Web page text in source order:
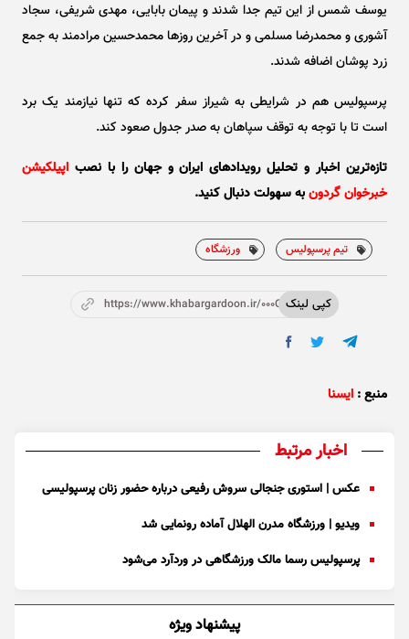
یوسف شمس از این تیم جدا شدند و پیمان بابایی، مهدی شریفی، سجاد
آشوری و محمدرضا مسلمی و در آخرین روز‌ها محمدحسین مرادمند به جمع
زرد پوشان اضافه شدند.
پرسپولیس هم در شرایطی به شیراز سفر کرده که تنها نیازمند یک برد
است تا با توجه به توقف سپاهان به صدر جدول صعود کند.
تازه‌ترین اخبار و تحلیل‌ رویدادهای ایران و جهان را با نصب اپیلکیشن
خبرخوان گردونبه سهولت دنبال کنید.
تیم پرسپولیس ورزشگاه
کپی لینکhttps://www.khabargardoon.ir/000Otc
منبع : ایسنا
اخبار مرتبط
عکس | استوری جنجالی سروش رفیعی درباره حضور زنان پرسپولیسی
ویدیو | ورزشگاه مدرن الهلال آماده رونمایی شد
پرسپولیس رسما مالک ورزشگاهی در وردآرد می‌شود
پیشنهاد ویژه